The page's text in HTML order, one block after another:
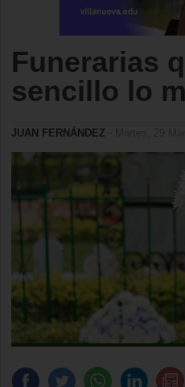
Funerarias
sencillo lo
JUAN FERNÁNDEZ